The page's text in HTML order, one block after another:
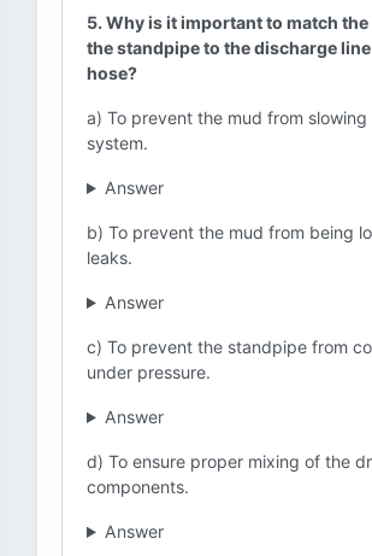
5. Why is it important to match
the standpipe to the discharge
hose?
a) To prevent the mud from
system.
Answer
b) To prevent the mud from being
leaks.
Answer
c) To prevent the standpipe from
under pressure.
Answer
d) To ensure proper mixing of the
components.
Answer